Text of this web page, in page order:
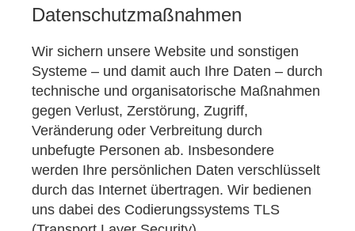
Datenschutzmaßnahmen
Wir sichern unsere Website und sonstigen
Systeme – und damit auch Ihre Daten – durch
technische und organisatorische Maßnahmen
gegen Verlust, Zerstörung, Zugriff,
Veränderung oder Verbreitung durch
unbefugte Per­sonen ab. Insbesondere
werden Ihre persönlichen Daten verschlüsselt
durch das Internet übertragen. Wir bedienen
uns dabei des Codierungssystems TLS